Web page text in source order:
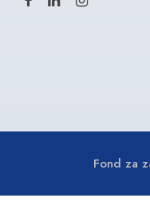
Fond za